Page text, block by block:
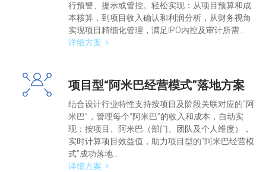
行预警、提示或管控。轻松实现：从项目预算和成
本核算，到项目收入确认和利润分析，从财务视角
实现项目精细化管理，满足IPO内控及审计所需...
详细方案
项目型“阿米巴经营模式”落地方案
结合设计行业特性支持按项目及阶段关联对应的“阿
米巴”，管理每个“阿米巴”的收入和成本，自动实
现：按项目、阿米巴（部门、团队及个人维度），
实时计算项目效益值，助力项目型的“阿米巴经营模
式”成功落地...
详细方案